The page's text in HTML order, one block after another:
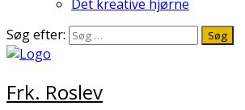
Det kreative hjørne
Søg efter:
Frk. Roslev